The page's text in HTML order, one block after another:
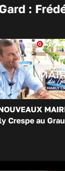
:
Crespe au